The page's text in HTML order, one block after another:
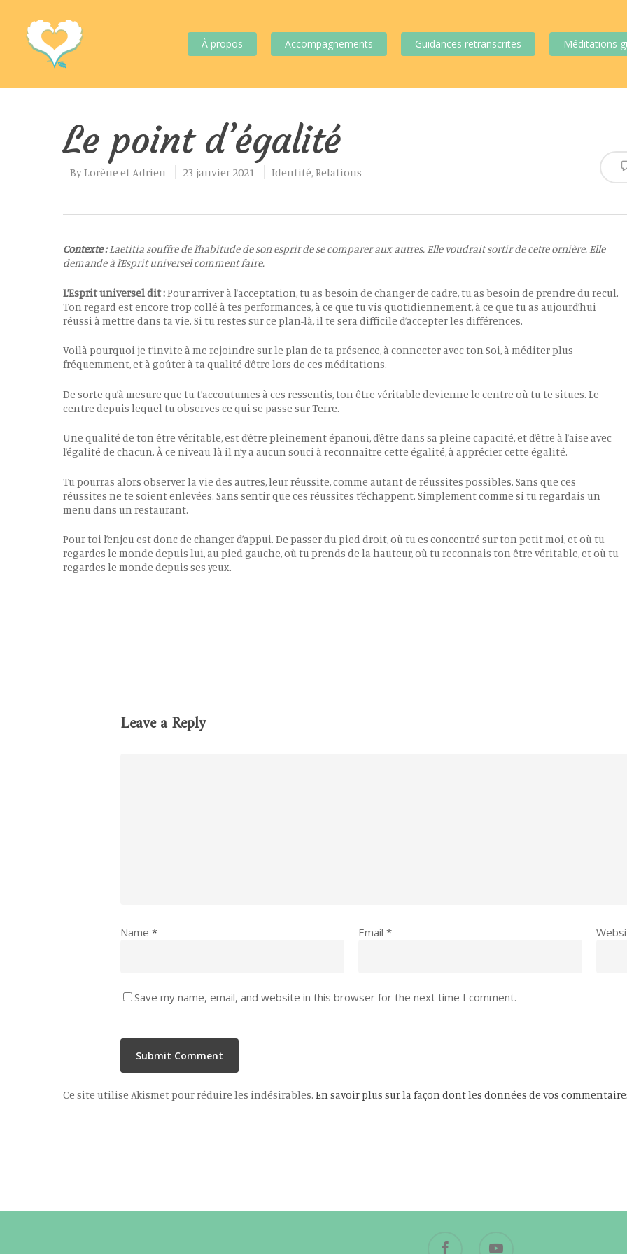
Hit enter to search or ESC to close
À propos Accompagnements Guidances retranscrites Méditations
Le point d’égalité
ByLorène et Adrien 23 janvier 2021 Identité, Relations
Contexte :Laetitia souffre de l’habitude de son esprit de se comparer aux autres. Elle voudrait sortir de cette ornière. Elle
demande à l’Esprit universel comment faire.
L’Esprit universel dit :Pour arriver à l’acceptation, tu as besoin de changer de cadre, tu as besoin de prendre du recul.
Ton regard est encore trop collé à tes performances, à ce que tu vis quotidiennement, à ce que tu as aujourd’hui
réussi à mettre dans ta vie. Si tu restes sur ce plan-là, il te sera difficile d’accepter les différences.
Voilà pourquoi je t’invite à me rejoindre sur le plan de ta présence, à connecter avec ton Soi, à méditer plus
fréquemment, et à goûter à ta qualité d’être lors de ces méditations.
De sorte qu’à mesure que tu t’accoutumes à ces ressentis, ton être véritable devienne le centre où tu te situes. Le
centre depuis lequel tu observes ce qui se passe sur Terre.
Une qualité de ton être véritable, est d’être pleinement épanoui, d’être dans sa pleine capacité, et d’être à l’aise avec
l’égalité de chacun. À ce niveau-là il n’y a aucun souci à reconnaître cette égalité, à apprécier cette égalité.
Tu pourras alors observer la vie des autres, leur réussite, comme autant de réussites possibles. Sans que ces
réussites ne te soient enlevées. Sans sentir que ces réussites t’échappent. Simplement comme si tu regardais un
menu dans un restaurant.
Pour toi l’enjeu est donc de changer d’appui. De passer du pied droit, où tu es concentré sur ton petit moi, et où tu
regardes le monde depuis lui, au pied gauche, où tu prends de la hauteur, où tu reconnais ton être véritable, et où tu
regardes le monde depuis ses yeux.
Leave a Reply
Name * Email *
Save my name, email, and website in this browser for the next time I comment.
Ce site utilise Akismet pour réduire les indésirables. En savoir plus sur la façon dont les données de vos